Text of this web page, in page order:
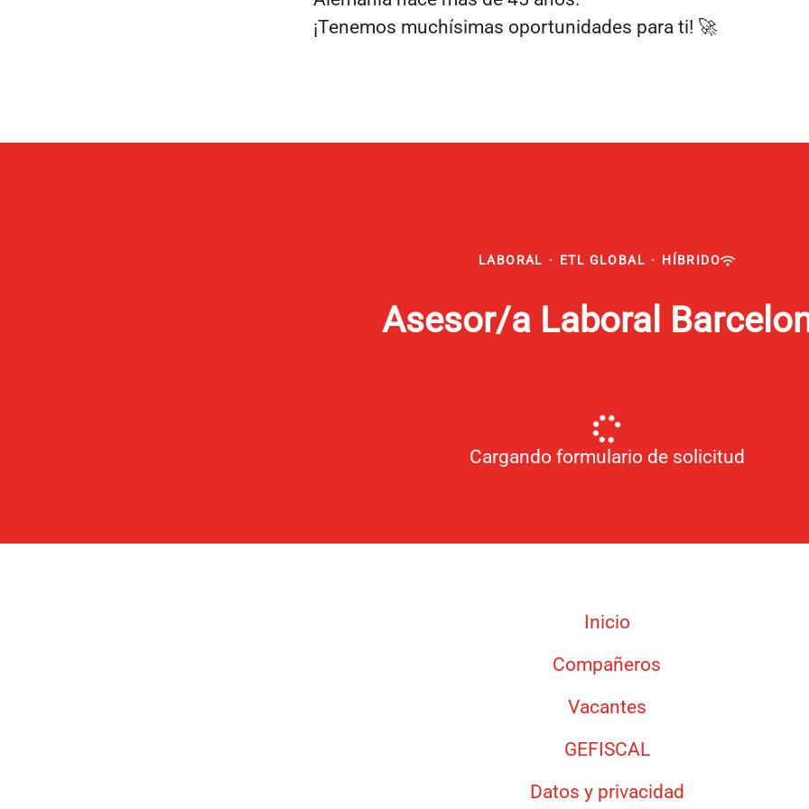
¡Tenemos muchísimas oportunidades para ti! 🚀
LABORAL · ETL GLOBAL · HÍBRIDO
Asesor/a Laboral
Cargando formulario de solicitud
Inicio
Compañeros
Vacantes
GEFISCAL
Datos y privacidad